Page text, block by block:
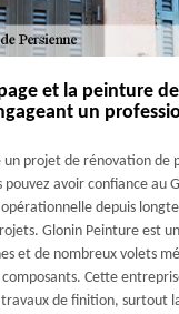
et la peinture
un
un projet de rénovation de
pouvez avoir confiance au
depuis
Glonin Peinture est
et de nombreux volets
Cette
travaux de finition, surtout